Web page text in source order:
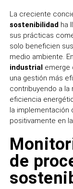
La creciente
sostenibilidad ha
sus prácticas
solo beneficien
medio ambiente.
industrial emerge
una gestión más
contribuyendo a la
eficiencia
la implementación
positivamente en
de